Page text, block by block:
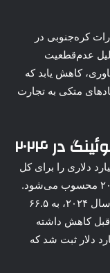
کره‌جنوبی در
گذشته، به‌دلیل عدم‌قطعیت
کاهش یابد که
متکی به تجارت
اعلام کرد زیان خالص ۱۱.۸ میلیارد دلاری را برای کل
سال ثبت کرده که بزرگ‌ترین زیان از سال ۲۰۲۰ محسوب می‌شود.
بوئینگ اعلام کرد درآمد سالانه این شرکت در سال ۲۰۲۴، به ۶۶.۵
به سال قبل کاهش داشته
درآمد ۳ماهه چهارم، ۱۵.۲ میلیارد دلار ثبت شد که